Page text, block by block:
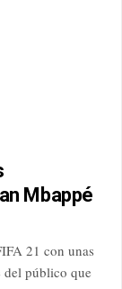
Mbappé
21 con unas
del público que